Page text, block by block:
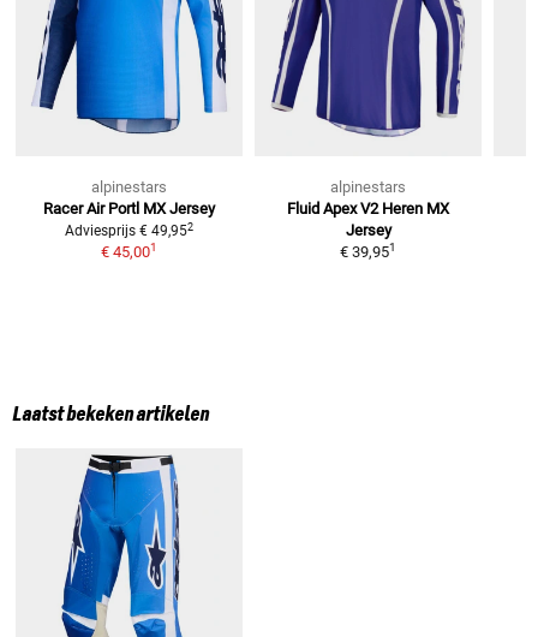
alpinestars
Racer Air Portl MX Jersey
Adviesprijs € 49,952
€ 45,001
alpinestars
Fluid Apex V2 Heren MX
Jersey
€ 39,951
Laatst bekeken artikelen